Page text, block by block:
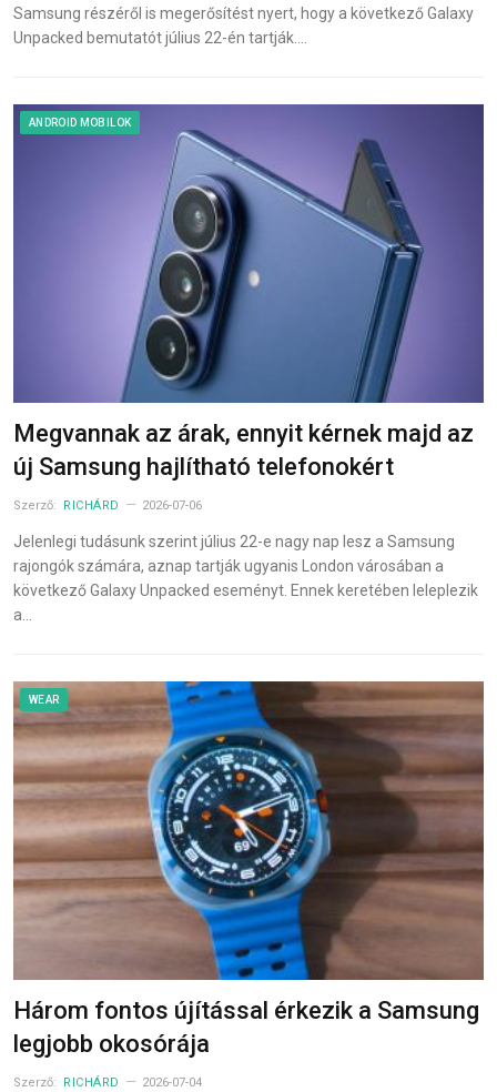
Samsung részéről is megerősítést nyert, hogy a következő Galaxy
Unpacked bemutatót július 22-én tartják.…
ANDROID MOBILOK
Megvannak az árak, ennyit kérnek majd az
új Samsung hajlítható telefonokért
Szerző: RICHÁRD 2026-07-06
Jelenlegi tudásunk szerint július 22-e nagy nap lesz a Samsung
rajongók számára, aznap tartják ugyanis London városában a
következő Galaxy Unpacked eseményt. Ennek keretében leleplezik
a…
WEAR
Három fontos újítással érkezik a Samsung
legjobb okosórája
Szerző: RICHÁRD 2026-07-04